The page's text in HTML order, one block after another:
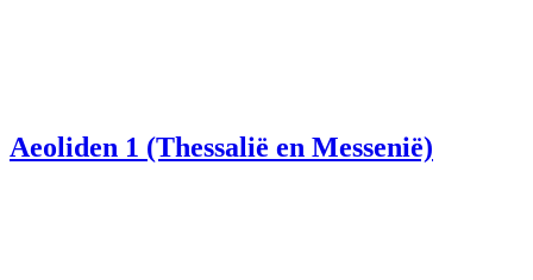
Aeoliden 1 (Thessalië en Messenië)